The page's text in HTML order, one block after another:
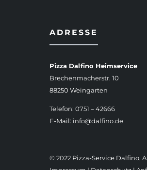
ADRESSE
Pizza Dalfino Heimservice
Brechenmacherstr. 10
88250 Weingarten
Telefon: 0751 – 42666
E-Mail: info@dalfino.de
© 2022 Pizza-Service Dalfino,